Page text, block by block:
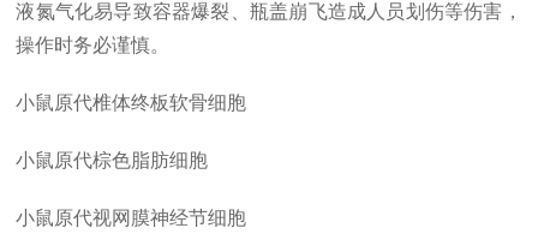
液氮气化易导致容器爆裂、瓶盖崩飞造成人员划伤等伤害，
操作时务必谨慎。
小鼠原代椎体终板软骨细胞
小鼠原代棕色脂肪细胞
小鼠原代视网膜神经节细胞